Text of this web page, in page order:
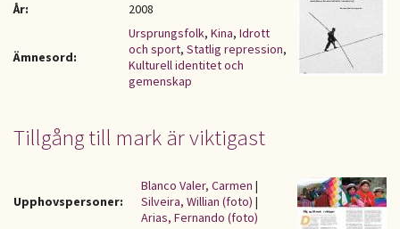
År:
2008
Ämnesord:
Ursprungsfolk, Kina, Idrott
och sport, Statlig repression,
Kulturell identitet och
gemenskap
Tillgång till mark är viktigast
Upphovspersoner:
Blanco Valer, Carmen |
Silveira, Willian (foto) |
Arias, Fernando (foto)